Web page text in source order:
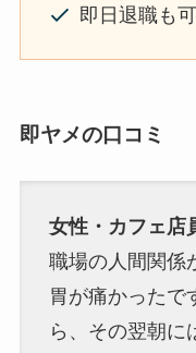
即日退職も可
即ヤメの口コミ
女性・カフェ店
職場の人間関係
胃が痛かったで
ら、その翌朝に